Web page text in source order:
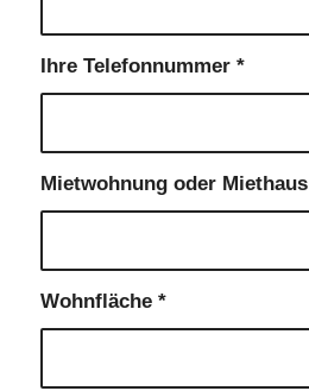
Ihre Telefonnummer *
Mietwohnung oder Miethaus
Wohnfläche *